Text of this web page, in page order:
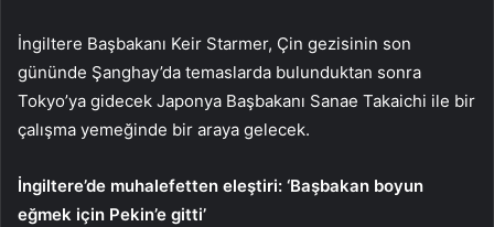
İngiltere Başbakanı Keir Starmer, Çin gezisinin son
gününde Şanghay’da temaslarda bulunduktan sonra
Tokyo’ya gidecek Japonya Başbakanı Sanae Takaichi ile bir
çalışma yemeğinde bir araya gelecek.
İngiltere’de muhalefetten eleştiri: ‘Başbakan boyun
eğmek için Pekin’e gitti’